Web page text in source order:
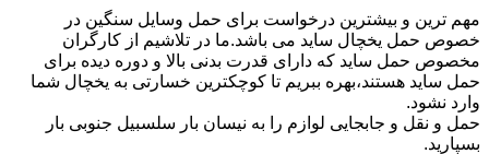
مهم ترین و بیشترین درخواست برای حمل وسایل سنگین در
خصوص حمل یخچال ساید می باشد.ما در تلاشیم از کارگران
مخصوص حمل ساید که دارای قدرت بدنی بالا و دوره دیده برای
حمل ساید هستند،بهره ببریم تا کوچکترین خسارتی به یخچال شما
وارد نشود.
حمل و نقل و جابجایی لوازم را به نیسان بار سلسبیل جنوبی بار
بسپارید.